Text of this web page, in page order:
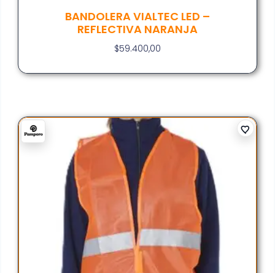
BANDOLERA VIALTEC LED –
REFLECTIVA NARANJA
$59.400,00